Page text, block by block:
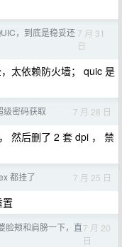
，到底是稳妥还 7 月 31
日
太依赖防火墙； quic 是
级密码获取 7 月 28 日
然后删了 2 套 dpi ， 禁
都挂了 7 月 25 日
脸颊和肩膀一下，直7 月 20
日